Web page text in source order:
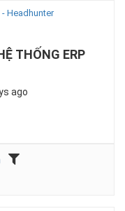
Headhunter
THỐNG ERP
ago